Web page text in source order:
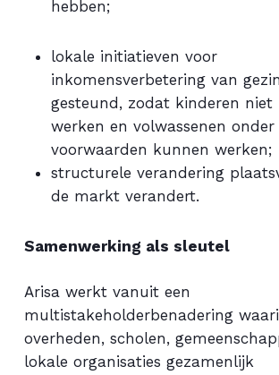
hebben;
lokale initiatieven voor
inkomensverbetering van
gesteund, zodat kinderen niet
werken en volwassenen
voorwaarden kunnen werken;
structurele verandering
de markt verandert.
Samenwerking als sleutel
Arisa werkt vanuit een
multistakeholderbenadering
overheden, scholen,
lokale organisaties gezamenlijk